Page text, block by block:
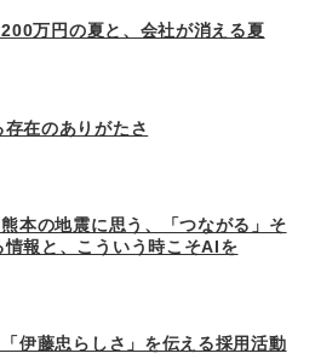
万円の夏と、会社が消える夏
在のありがたさ
本の地震に思う、「つながる」そ
情報と、こういう時こそAIを
伊藤忠らしさ」を伝える採用活動